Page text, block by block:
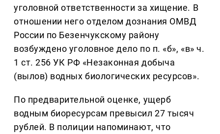
уголовной ответственности за хищение. В
отношении него отделом дознания ОМВД
России по Безенчукскому району
возбуждено уголовное дело по п. «б», «в» ч.
1 ст. 256 УК РФ «Незаконная добыча
(вылов) водных биологических ресурсов».
По предварительной оценке, ущерб
водным биоресурсам превысил 27 тысяч
рублей. В полиции напоминают, что